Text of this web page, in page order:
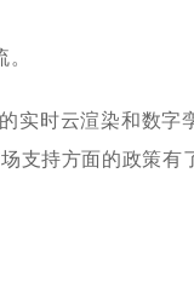
实时云渲染和数字
支持方面的政策有